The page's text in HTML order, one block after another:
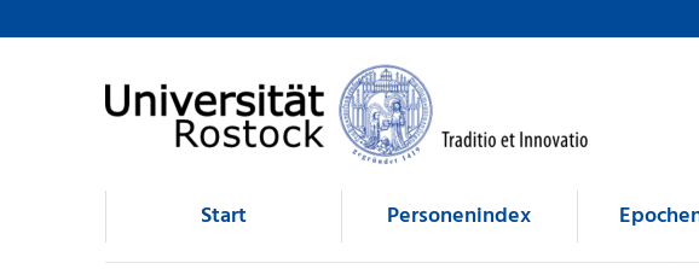
Browsen
direkt zum Inhalt
Start Personenindex